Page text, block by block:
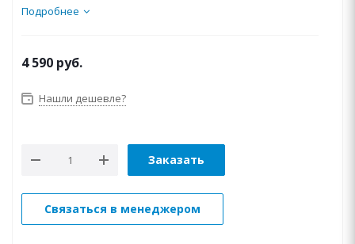
включения)...
Подробнее
4 590 руб.
Нашли дешевле?
Заказать
Связаться в менеджером